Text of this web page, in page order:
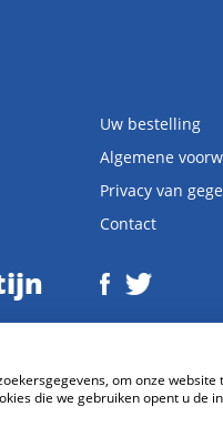
Uw bestelling
Algemene
Privacy van
Contact
doorBlueMinds.nl
om onze
die we gebruiken opent u de